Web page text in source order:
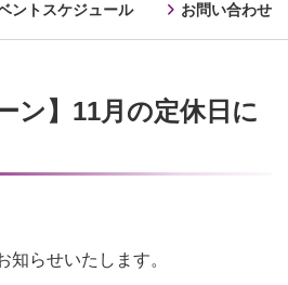
ントスケジュール お問い合わせ
ン】11月の定休日に
知らせいたします。